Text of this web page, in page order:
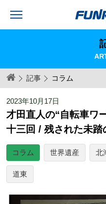
記事 コラム
2023年10月17日
才田直人の“自転車ワ
十三回 / 残された未踏
コラム 世界遺産 北
道東